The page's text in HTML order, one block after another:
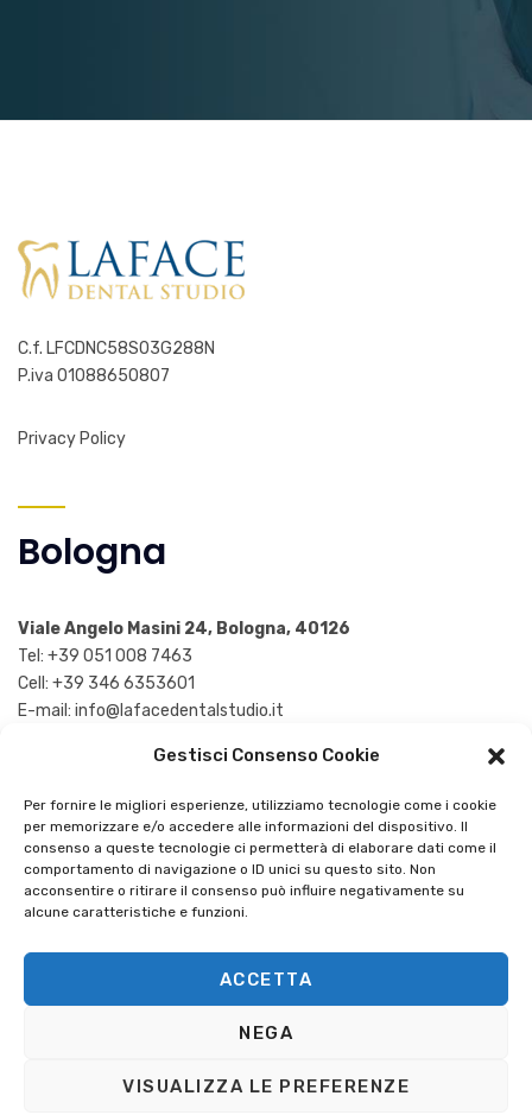
Gestisci Consenso Cookie
Per fornire le migliori esperienze, utilizziamo tecnologie come i cookie
per memorizzare e/o accedere alle informazioni del dispositivo. Il
consenso a queste tecnologie ci permetterà di elaborare dati come il
comportamento di navigazione o ID unici su questo sito. Non
acconsentire o ritirare il consenso può influire negativamente su
alcune caratteristiche e funzioni.
ACCETTA
NEGA
VISUALIZZA LE PREFERENZE
C.f. LFCDNC58S03G288N
P.iva 01088650807
Privacy Policy
Bologna
Viale Angelo Masini 24, Bologna, 40126
Tel: +39 051 008 7463
Cell: +39 346 6353601
E-mail: info@lafacedentalstudio.it
Orari
Lunedì – Mercoledì:11.00 – 19.00
Sabato:Chiuso